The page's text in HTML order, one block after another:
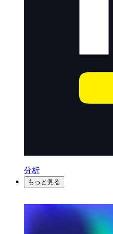
分析
もっと見る